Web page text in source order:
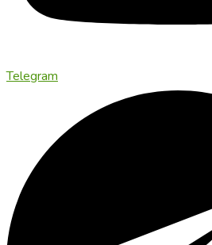
Telegram